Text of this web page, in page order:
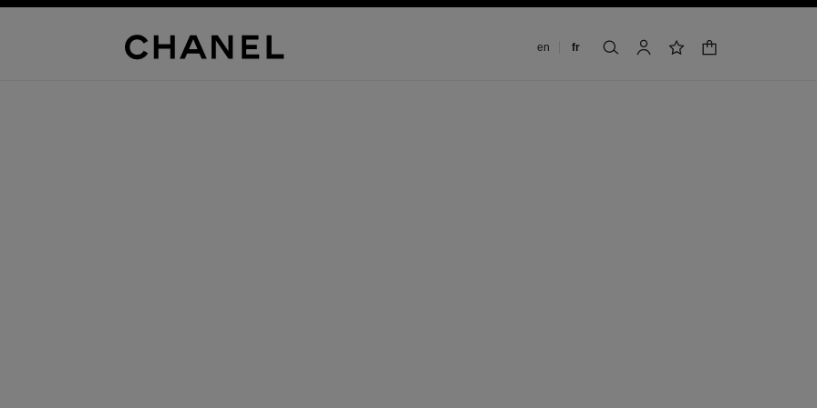
en fr
recherchermon compteliste de souhaits
panier